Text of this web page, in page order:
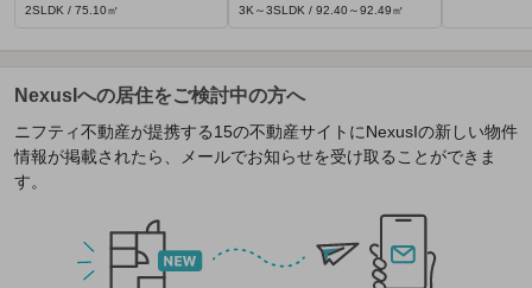
2SLDK / 75.10㎡
3K～3SLDK / 92.40～92.49㎡
NexusIへの居住をご検討中の方へ
ニフティ不動産が提携する15の不動産サイトにNexusIの新しい物件
情報が掲載されたら、メールでお知らせを受け取ることができま
す。